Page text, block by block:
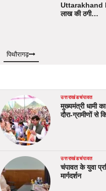
Uttarakhand
लाख की ठगी…
पिथौरागढ़
उत्तराखंडचंपावत
मुख्यमंत्री धामी
दौरा-ग्रामीणों से
उत्तराखंडचंपावत
चंपावत के युवा
मार्गदर्शन